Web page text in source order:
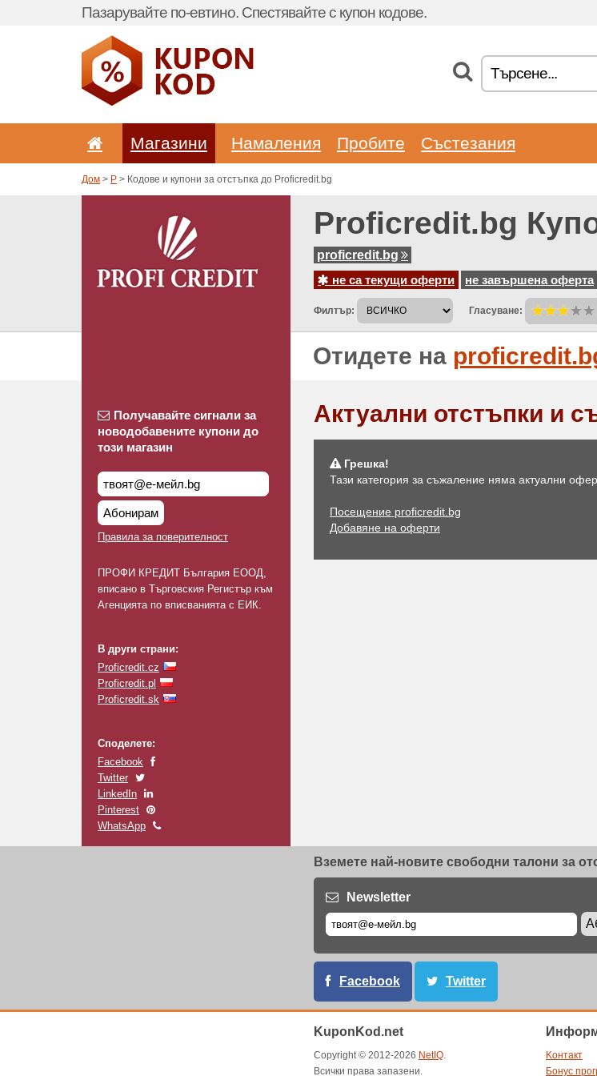
Пазарувайте по-евтино. Спестявайте с купон кодове.
Магазини Hамаления Пробите Състезания
Дом > P > Кодове и купони за отстъпка до Proficredit.bg
Proficredit.bg
proficredit.bg
не са текущи оферти
не завършена оферта
Филтър: Гласуване:
Отидете на
Получавайте сигнали за
новодобавените купони до
този магазин
Абонирам
Правила за поверителност
ПРОФИ КРЕДИТ България ЕООД,
вписано в Търговския Регистър към
Агенцията по вписванията с ЕИК.
В други страни:
Proficredit.cz
Proficredit.pl
Proficredit.sk
Споделете:
Facebook
Twitter
LinkedIn
Pinterest
WhatsApp
Актуални отстъпки и
Грешка!
Тази категория за съжаление няма актуални
Посещение proficredit.bg
Добавяне на оферти
Вземете най-новите свободни талони за
Newsletter
Facebook Twitter
KuponKod.net
Copyright © 2012-2026 NetIQ.
Всички права запазени.
Kонтакт
Бонус